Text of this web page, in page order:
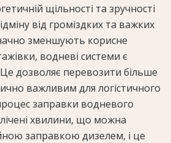
щільності та зручності
від громіздких та важких
зменшують корисне
водневі системи є
дозволяє перевозити більше
важливим для логістичного
заправки водневого
хвилини, що можна
заправкою дизелем, і це